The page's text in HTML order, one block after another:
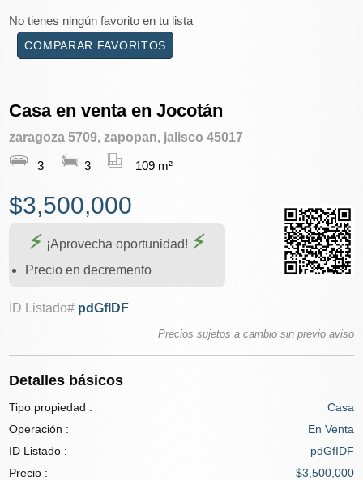
No tienes ningún favorito en tu lista
COMPARAR FAVORITOS
Casa en venta en Jocotán
zaragoza 5709, zapopan, jalisco 45017
3 3 109 m²
$3,500,000
¡Aprovecha oportunidad!
Precio en decremento
ID Listado# pdGfIDF
Precios sujetos a cambio sin previo aviso
Detalles básicos
Tipo propiedad :
Casa
Operación :
En Venta
ID Listado :
pdGfIDF
Precio :
$3,500,000